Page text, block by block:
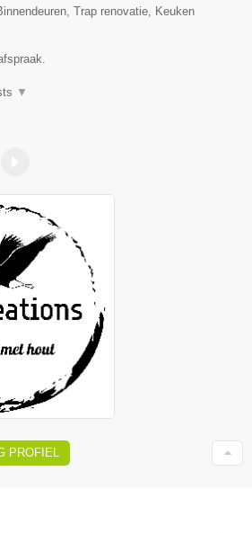
Trap renovatie, Keuken
▼
PROFIEL